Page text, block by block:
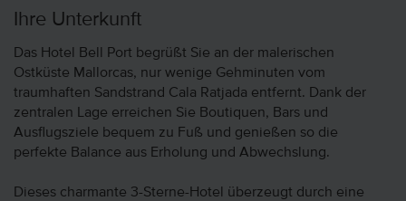
Ihre Unterkunft
Das Hotel Bell Port begrüßt Sie an der malerischen
Ostküste Mallorcas, nur wenige Gehminuten vom
traumhaften Sandstrand Cala Ratjada entfernt. Dank der
zentralen Lage erreichen Sie Boutiquen, Bars und
Ausflugsziele bequem zu Fuß und genießen so die
perfekte Balance aus Erholung und Abwechslung.
Dieses charmante 3-Sterne-Hotel überzeugt durch eine